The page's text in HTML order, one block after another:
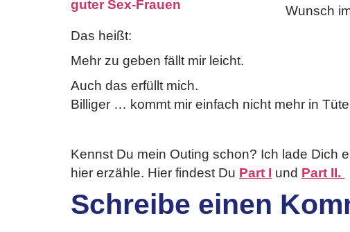
Wunsch
Das heißt:
Mehr zu geben fällt mir leicht.
Auch das erfüllt mich.
Billiger … kommt mir einfach nicht mehr in
Kennst Du mein Outing schon? Ich lade Dich
hier erzähle. Hier findest Du Part I und Part II.
Schreibe einen